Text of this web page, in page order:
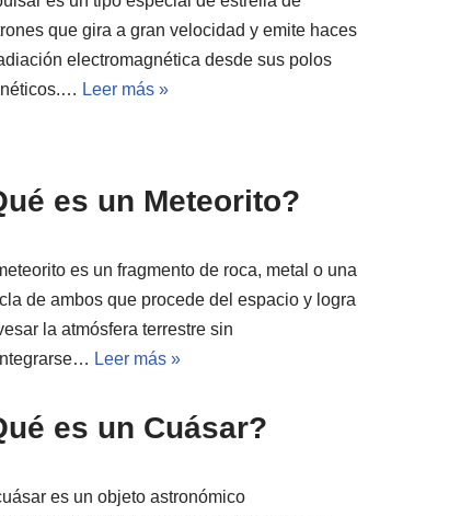
que gira a gran velocidad y emite haces
electromagnética desde sus polos
Leer más »
es un Meteorito?
es un fragmento de roca, metal o una
de ambos que procede del espacio y logra
la atmósfera terrestre sin
Leer más »
es un Cuásar?
es un objeto astronómico